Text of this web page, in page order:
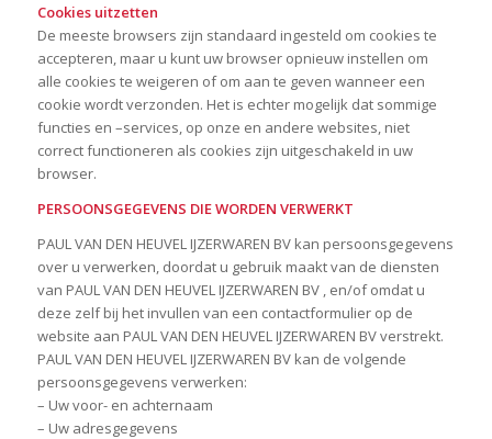
Cookies uitzetten
De meeste browsers zijn standaard ingesteld om cookies te
accepteren, maar u kunt uw browser opnieuw instellen om
alle cookies te weigeren of om aan te geven wanneer een
cookie wordt verzonden. Het is echter mogelijk dat sommige
functies en –services, op onze en andere websites, niet
correct functioneren als cookies zijn uitgeschakeld in uw
browser.
PERSOONSGEGEVENS DIE WORDEN VERWERKT
PAUL VAN DEN HEUVEL IJZERWAREN BV kan persoonsgegevens
over u verwerken, doordat u gebruik maakt van de diensten
van PAUL VAN DEN HEUVEL IJZERWAREN BV , en/of omdat u
deze zelf bij het invullen van een contactformulier op de
website aan PAUL VAN DEN HEUVEL IJZERWAREN BV verstrekt.
PAUL VAN DEN HEUVEL IJZERWAREN BV kan de volgende
persoonsgegevens verwerken:
– Uw voor- en achternaam
– Uw adresgegevens